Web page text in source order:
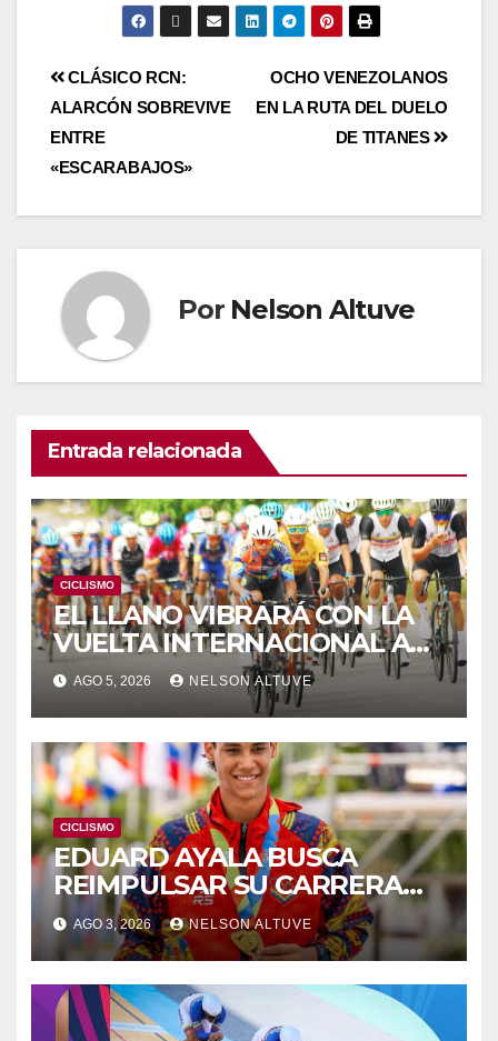
OCHO VENEZOLANOS
EN LA RUTA DEL DUELO
DE TITANES
CLÁSICO RCN:
ALARCÓN SOBREVIVE
ENTRE
«ESCARABAJOS»
Por Nelson Altuve
Entrada relacionada
CICLISMO
EL LLANO VIBRARÁ CON LA
VUELTA INTERNACIONAL A
ZAMORA
AGO 5, 2026 NELSON ALTUVE
CICLISMO
EDUARD AYALA BUSCA
REIMPULSAR SU CARRERA
EN EUROPA
AGO 3, 2026 NELSON ALTUVE